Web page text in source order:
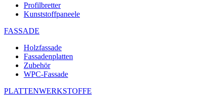
Profilbretter
Kunststoffpaneele
FASSADE
Holzfassade
Fassadenplatten
Zubehör
WPC-Fassade
PLATTENWERKSTOFFE